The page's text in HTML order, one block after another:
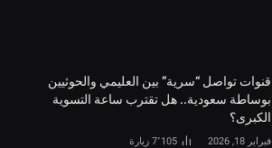
قنوات تواصل “سرية” بين العليمي والحوثيين
بوساطة سعودية.. هل تقترب ساعة التسوية
الكبرى؟
فبراير 18, 2026 7٬105 زيارة